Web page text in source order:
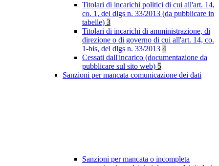
Titolari di incarichi politici di cui all'art. 14,
co. 1, del dlgs n. 33/2013 (da pubblicare in
tabelle) 3
Titolari di incarichi di amministrazione, di
direzione o di governo di cui all'art. 14, co.
1-bis, del dlgs n. 33/2013 4
Cessati dall'incarico (documentazione da
pubblicare sul sito web) 5
Sanzioni per mancata comunicazione dei dati
Sanzioni per mancata o incompleta